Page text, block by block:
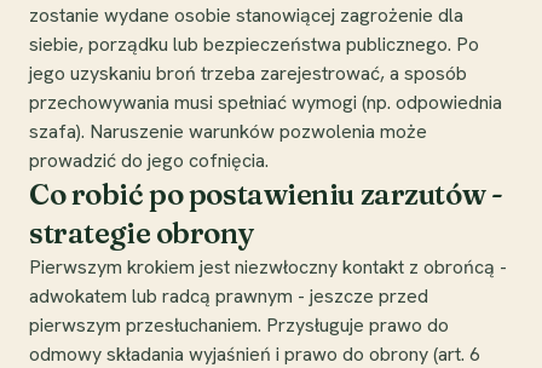
zostanie wydane osobie stanowiącej zagrożenie dla
siebie, porządku lub bezpieczeństwa publicznego. Po
jego uzyskaniu broń trzeba zarejestrować, a sposób
przechowywania musi spełniać wymogi (np. odpowiednia
szafa). Naruszenie warunków pozwolenia może
prowadzić do jego cofnięcia.
Co robić po postawieniu zarzutów -
strategie obrony
Pierwszym krokiem jest niezwłoczny kontakt z obrońcą -
adwokatem lub radcą prawnym - jeszcze przed
pierwszym przesłuchaniem. Przysługuje prawo do
odmowy składania wyjaśnień i prawo do obrony (art. 6